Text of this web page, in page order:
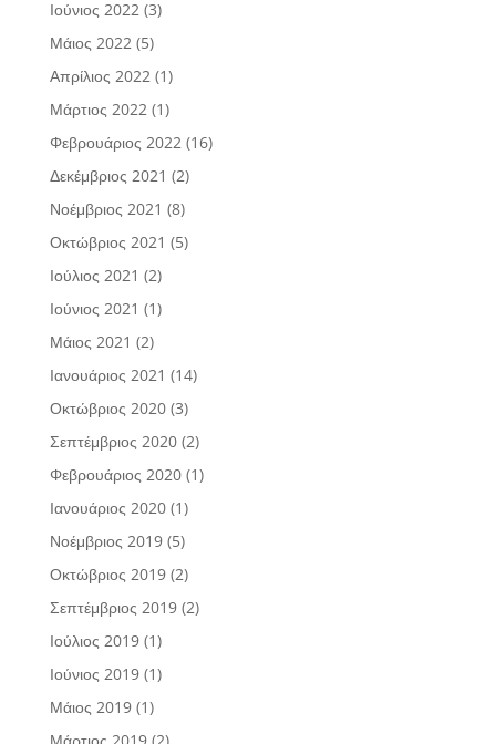
Ιούνιος 2022(3)
Μάιος 2022(5)
Απρίλιος 2022(1)
Μάρτιος 2022(1)
Φεβρουάριος 2022(16)
Δεκέμβριος 2021 (2)
Νοέμβριος 2021 (8)
Οκτώβριος 2021 (5)
Ιούλιος 2021 (2)
Ιούνιος 2021 (1)
Μάιος 2021 (2)
Ιανουάριος 2021 (14)
Οκτώβριος 2020(3)
Σεπτέμβριος 2020(2)
Φεβρουάριος 2020(1)
Ιανουάριος 2020(1)
Νοέμβριος 2019(5)
Οκτώβριος 2019(2)
Σεπτέμβριος 2019(2)
Ιούλιος 2019(1)
Ιούνιος 2019(1)
Μάιος 2019(1)